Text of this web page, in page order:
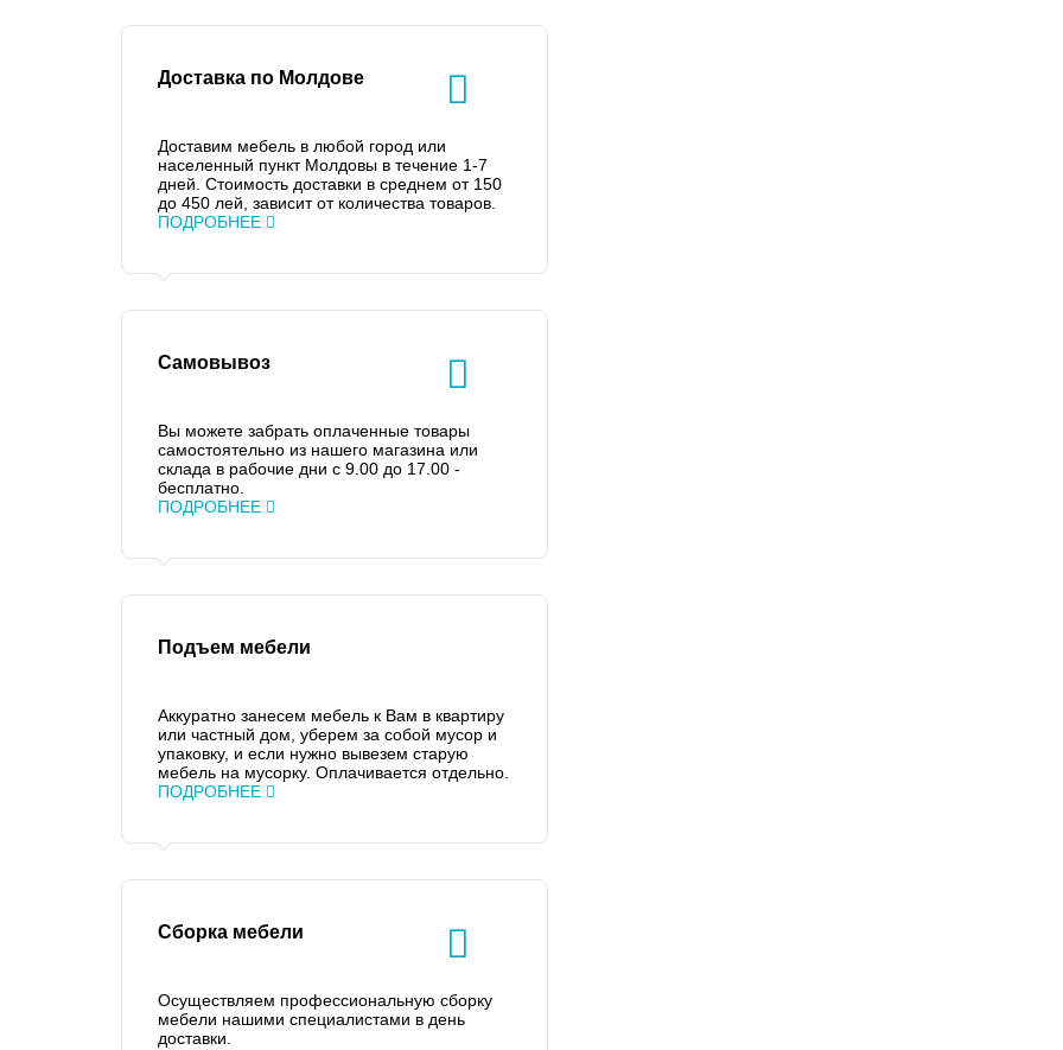
Доставка по Молдове
Доставим мебель в любой город или
населенный пункт Молдовы в течение 1-7
дней. Стоимость доставки в среднем от 150
до 450 лей, зависит от количества товаров.
ПОДРОБНЕЕ
Самовывоз
Вы можете забрать оплаченные товары
самостоятельно из нашего магазина или
склада в рабочие дни с 9.00 до 17.00 -
бесплатно.
ПОДРОБНЕЕ
Подъем мебели
Аккуратно занесем мебель к Вам в квартиру
или частный дом, уберем за собой мусор и
упаковку, и если нужно вывезем старую
мебель на мусорку. Оплачивается отдельно.
ПОДРОБНЕЕ
Сборка мебели
Осуществляем профессиональную сборку
мебели нашими специалистами в день
доставки.